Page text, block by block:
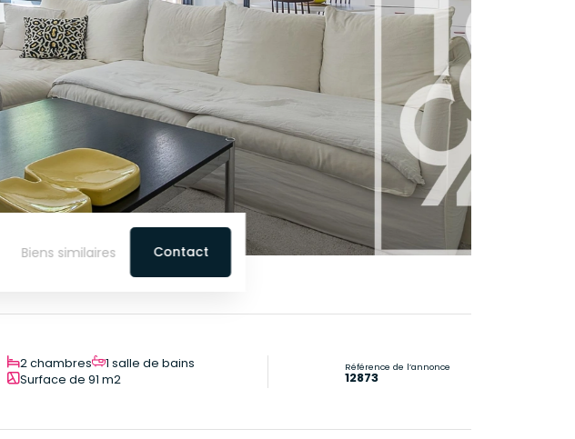
Biens similaires Contact
2 chambres
1 salle de bains
Surface de 91 m2
Référence de l’annonce
12873